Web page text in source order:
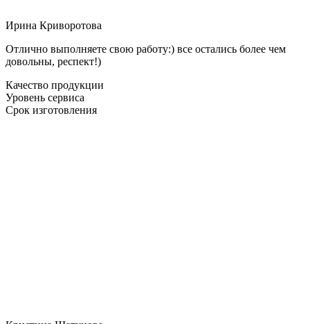
Ирина Криворотова
Отлично выполняете свою работу:) все остались более чем
довольны, респект!)
Качество продукции
Уровень сервиса
Срок изготовления